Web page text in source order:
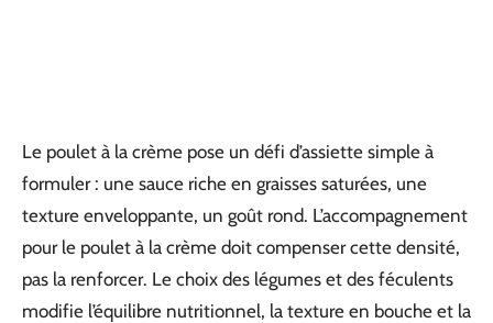
Le poulet à la crème pose un défi d’assiette simple à
formuler : une sauce riche en graisses saturées, une
texture enveloppante, un goût rond. L’accompagnement
pour le poulet à la crème doit compenser cette densité,
pas la renforcer. Le choix des légumes et des féculents
modifie l’équilibre nutritionnel, la texture en bouche et la